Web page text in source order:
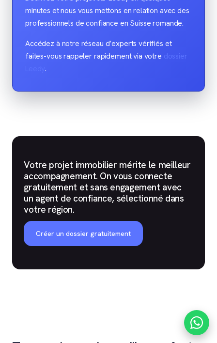
minutes et nous vous mettons en relation avec des
professionnels de confiance en Suisse romande.
Accédez à notre réseau d’experts vérifiés et
faites-vous rappeler rapidement via votre dossier
Leedy.
Votre projet immobilier mérite le meilleur
accompagnement. On vous connecte
gratuitement et sans engagement avec
un agent de confiance, sélectionné dans
votre région.
Créer un dossier gratuitement